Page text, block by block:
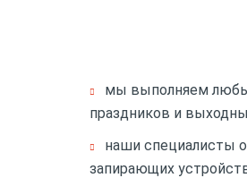
мы выполняем
праздников и
наши специалисты
запирающих